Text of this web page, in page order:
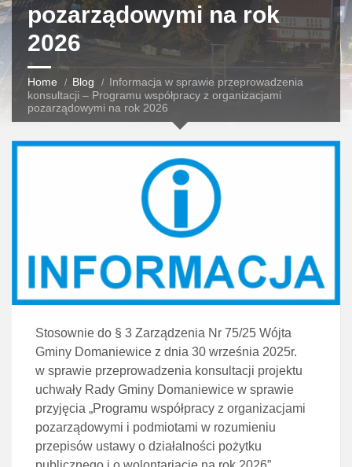
pozarządowymi na rok
2026
Home Blog
Informacja w sprawie przeprowadzenia
konsultacji – Programu współpracy z organizacjami
pozarządowymi na rok 2026
Stosownie do § 3 Zarządzenia Nr 75/25 Wójta
Gminy Domaniewice z dnia 30 września 2025r.
w sprawie przeprowadzenia konsultacji projektu
uchwały Rady Gminy Domaniewice w sprawie
przyjęcia „Programu współpracy z organizacjami
pozarządowymi i podmiotami w rozumieniu
przepisów ustawy o działalności pożytku